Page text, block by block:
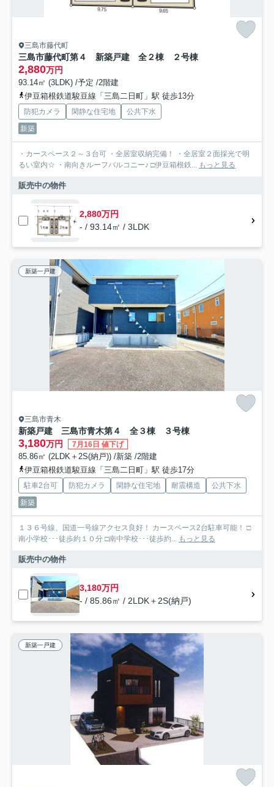
三島市藤代町
三島市藤代町第４ 新築戸建 全２棟 ２号棟
2,880万円
93.14㎡ (3LDK) /予定 /2階建
伊豆箱根鉄道駿豆線「三島二日町」駅 徒歩13分
防犯カメラ 閑静な住宅地
公共下水
新築
・カースペース２～３台可 ・全居室収納完備！ ・全居室２面採光で明
るい室内☆ ・南向きルーフバルコニー♪ □伊豆箱根鉄... もっと見る
販売中の物件
2,880万円
- / 93.14㎡ / 3LDK
新築一戸建
三島市青木
新築戸建 三島市青木第４ 全３棟 ３号棟
3,180万円 7月16日 値下げ
85.86㎡ (2LDK＋2S(納戸)) /新築 /2階建
伊豆箱根鉄道駿豆線「三島二日町」駅 徒歩17分
駐車2台可 防犯カメラ 閑静な住宅地 耐震構造
公共下水
新築
１３６号線、国道一号線アクセス良好！ カースペース2台駐車可能！ □
南小学校･･･徒歩約１０分 □南中学校･･･徒歩約... もっと見る
販売中の物件
3,180万円
- / 85.86㎡ / 2LDK＋2S(納戸)
新築一戸建